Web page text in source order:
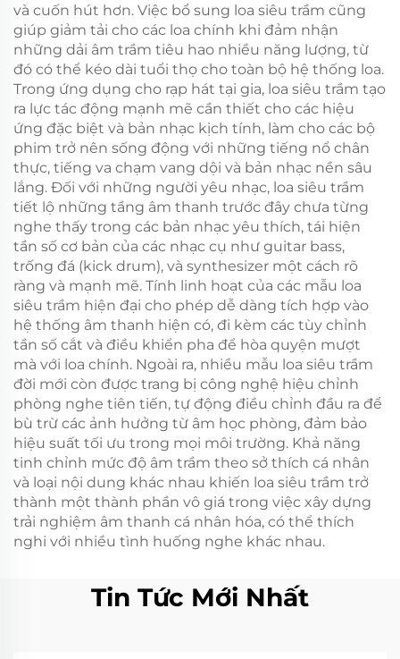
và cuốn hút hơn. Việc bổ sung loa siêu trầm cũng
giúp giảm tải cho các loa chính khi đảm nhận
những dải âm trầm tiêu hao nhiều năng lượng, từ
đó có thể kéo dài tuổi thọ cho toàn bộ hệ thống loa.
Trong ứng dụng cho rạp hát tại gia, loa siêu trầm tạo
ra lực tác động mạnh mẽ cần thiết cho các hiệu
ứng đặc biệt và bản nhạc kịch tính, làm cho các bộ
phim trở nên sống động với những tiếng nổ chân
thực, tiếng va chạm vang dội và bản nhạc nền sâu
lắng. Đối với những người yêu nhạc, loa siêu trầm
tiết lộ những tầng âm thanh trước đây chưa từng
nghe thấy trong các bản nhạc yêu thích, tái hiện
tần số cơ bản của các nhạc cụ như guitar bass,
trống đá (kick drum), và synthesizer một cách rõ
ràng và mạnh mẽ. Tính linh hoạt của các mẫu loa
siêu trầm hiện đại cho phép dễ dàng tích hợp vào
hệ thống âm thanh hiện có, đi kèm các tùy chỉnh
tần số cắt và điều khiển pha để hòa quyện mượt
mà với loa chính. Ngoài ra, nhiều mẫu loa siêu trầm
đời mới còn được trang bị công nghệ hiệu chỉnh
phòng nghe tiên tiến, tự động điều chỉnh đầu ra để
bù trừ các ảnh hưởng từ âm học phòng, đảm bảo
hiệu suất tối ưu trong mọi môi trường. Khả năng
tinh chỉnh mức độ âm trầm theo sở thích cá nhân
và loại nội dung khác nhau khiến loa siêu trầm trở
thành một thành phần vô giá trong việc xây dựng
trải nghiệm âm thanh cá nhân hóa, có thể thích
nghi với nhiều tình huống nghe khác nhau.
Tin Tức Mới Nhất